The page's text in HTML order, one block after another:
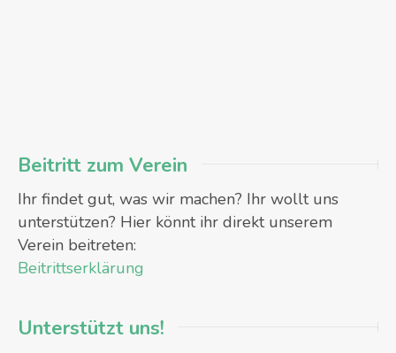
Beitritt zum Verein
Ihr findet gut, was wir machen? Ihr wollt uns
unterstützen? Hier könnt ihr direkt unserem
Verein beitreten:
Beitrittserklärung
Unterstützt uns!